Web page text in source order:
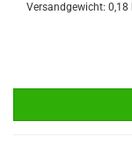
Versandgewicht: 0,18